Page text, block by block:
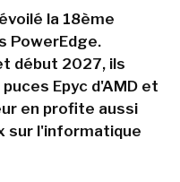
la 18ème
PowerEdge.
début 2027, ils
Epyc d'AMD et
en profite aussi
sur l'informatique